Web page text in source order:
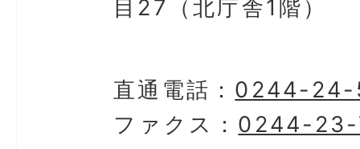
目27（北庁舎1階）
直通電話： 0244-
ファクス： 0244-